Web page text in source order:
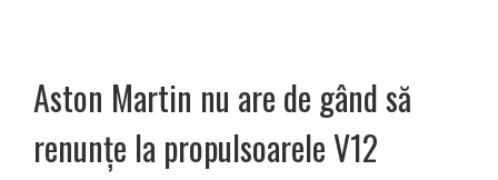
Aston Martin nu are de gând să
renunțe la propulsoarele V12